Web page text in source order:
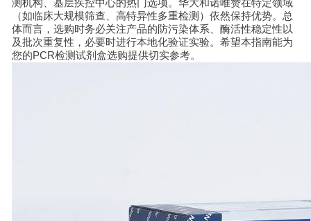
（如临床大规模筛查、高特异性多重检测）依然保持优势。总
体而言，选购时务必关注产品的防污染体系、酶活性稳定性以
及批次重复性，必要时进行本地化验证实验。希望本指南能为
您的PCR检测试剂盒选购提供切实参考。